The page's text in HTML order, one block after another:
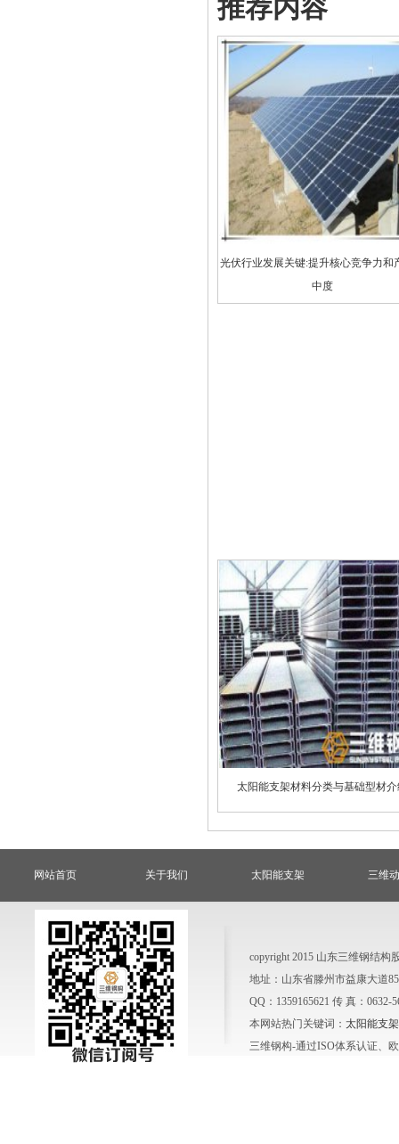
推荐内容
光伏行业发展关键:提升核心竞争力和
中度
太阳能支架材料分类与基础型材
网站首页 关于我们 太阳能支架 三维
copyright 2015 山东三维钢结构
地址：山东省滕州市益康大道
QQ：1359165621 传 真：0632-
本网站热门关键词： 太阳能支架
三维钢构-通过ISO体系认证、